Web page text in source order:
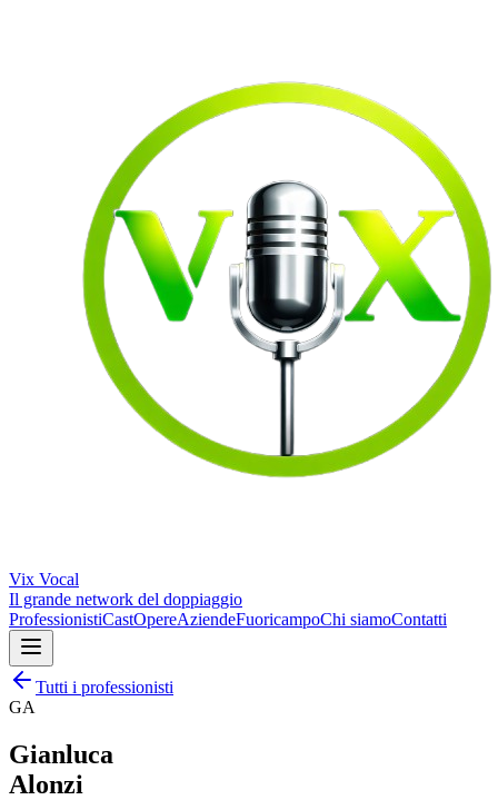
Vix Vocal
Il grande network del doppiaggio
ProfessionistiCastOpereAziendeFuoricampoChi siamoContatti
Tutti i professionisti
GA
Gianluca
Alonzi